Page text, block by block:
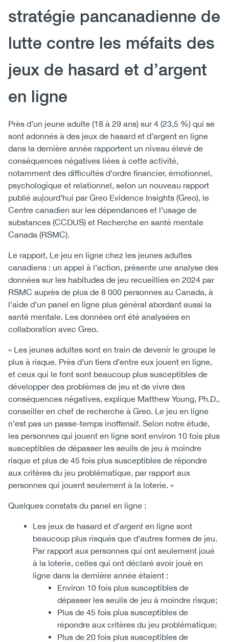
stratégie pancanadienne de
lutte contre les méfaits des
jeux de hasard et d’argent
en ligne
Près d’un jeune adulte (18 à 29 ans) sur 4 (23,5 %) qui se
sont adonnés à des jeux de hasard et d’argent en ligne
dans la dernière année rapportent un niveau élevé de
conséquences négatives liées à cette activité,
notamment des difficultés d’ordre financier, émotionnel,
psychologique et relationnel, selon un nouveau rapport
publié aujourd’hui par Greo Evidence Insights (Greo), le
Centre canadien sur les dépendances et l’usage de
substances (CCDUS) et Recherche en santé mentale
Canada (RSMC).
Le rapport, Le jeu en ligne chez les jeunes adultes
canadiens : un appel à l’action, présente une analyse des
données sur les habitudes de jeu recueillies en 2024 par
RSMC auprès de plus de 8 000 personnes au Canada, à
l’aide d’un panel en ligne plus général abordant aussi la
santé mentale. Les données ont été analysées en
collaboration avec Greo.
« Les jeunes adultes sont en train de devenir le groupe le
plus à risque. Près d’un tiers d’entre eux jouent en ligne,
et ceux qui le font sont beaucoup plus susceptibles de
développer des problèmes de jeu et de vivre des
conséquences négatives, explique Matthew Young, Ph.D.,
conseiller en chef de recherche à Greo. Le jeu en ligne
n’est pas un passe-temps inoffensif. Selon notre étude,
les personnes qui jouent en ligne sont environ 10 fois plus
susceptibles de dépasser les seuils de jeu à moindre
risque et plus de 45 fois plus susceptibles de répondre
aux critères du jeu problématique, par rapport aux
personnes qui jouent seulement à la loterie. »
Quelques constats du panel en ligne :
Les jeux de hasard et d’argent en ligne sont
beaucoup plus risqués que d’autres formes de jeu.
Par rapport aux personnes qui ont seulement joué
à la loterie, celles qui ont déclaré avoir joué en
ligne dans la dernière année étaient :
Environ 10 fois plus susceptibles de
dépasser les seuils de jeu à moindre risque;
Plus de 45 fois plus susceptibles de
répondre aux critères du jeu problématique;
Plus de 20 fois plus susceptibles de